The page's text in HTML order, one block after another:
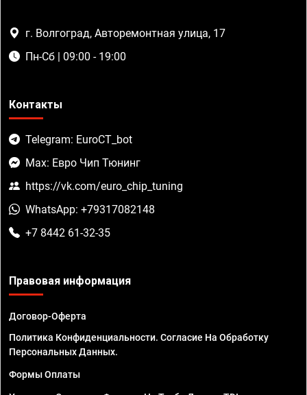
г. Волгоград, Авторемонтная улица, 17
Пн-Сб | 09:00 - 19:00
Контакты
Telegram: EuroCT_bot
Max: Евро Чип Тюнинг
https://vk.com/euro_chip_tuning
WhatsApp: +79317082148
+7 8442 61-32-35
Правовая информация
Договор-Оферта
Политика Конфиденциальности. Согласие На Обработку
Персональных Данных.
Формы Оплаты